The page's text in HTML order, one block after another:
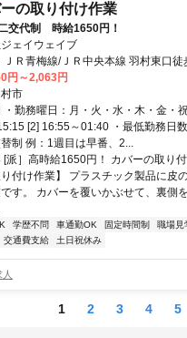
の取り付け作業
交代制 時給1650円！
ェイウェイブ
ＪＲ青梅線/ＪＲ中央本線 羽村東口
徒歩約26分、ＪＲ八高線 箱根ヶ崎
5分/車通勤ok
円～2,063円
市
・勤務曜日：月・火・水・木・金・
[2] 16:55～01:40 ・最低勤務日
制 例：1週目は早番、2...
[派］高時給1650円！ カバーの取り
付け作業】 プラスチック製品に皮
す。 カバーを覆いかぶせて、裏側
学歴不問 車通勤OK 固定時間制 職場見
交通費支給 土日祝休み
1 2 3 4 5